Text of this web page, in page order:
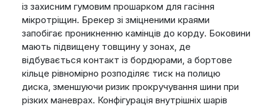
із захисним гумовим прошарком для гасіння
мікротріщин. Брекер зі зміцненими краями
запобігає проникненню камінців до корду. Боковини
мають підвищену товщину у зонах, де
відбувається контакт із бордюрами, а бортове
кільце рівномірно розподіляє тиск на полицю
диска, зменшуючи ризик прокручування шини при
різких маневрах. Конфігурація внутрішніх шарів